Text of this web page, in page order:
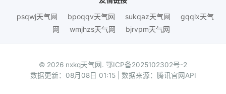
psqwj天气网
bpoqqv天气网 sukqaz天气网
gqqlx天气
网
wmjhzs天气网 bjrvpm天气网
© 2026 nxkq天气网. 鄂ICP备2025102302号-2
数据更新：08月08日 01:15 | 数据来源：腾讯官网API